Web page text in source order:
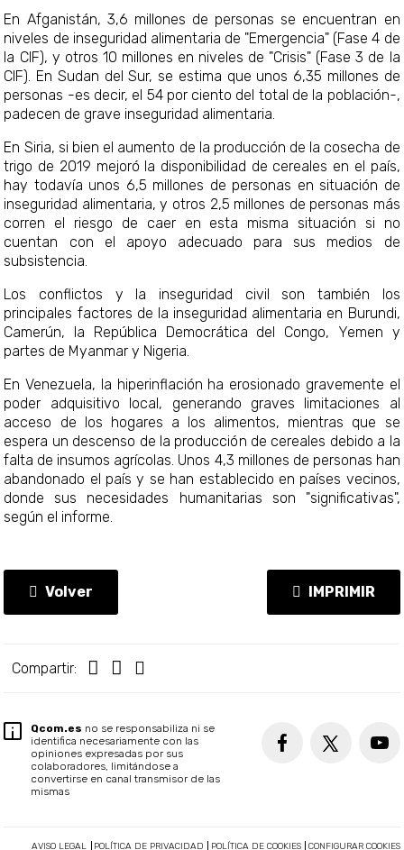
En Afganistán, 3,6 millones de personas se encuentran en
niveles de inseguridad alimentaria de "Emergencia" (Fase 4 de
la CIF), y otros 10 millones en niveles de "Crisis" (Fase 3 de la
CIF). En Sudan del Sur, se estima que unos 6,35 millones de
personas -es decir, el 54 por ciento del total de la población-,
padecen de grave inseguridad alimentaria.
En Siria, si bien el aumento de la producción de la cosecha de
trigo de 2019 mejoró la disponibilidad de cereales en el país,
hay todavía unos 6,5 millones de personas en situación de
inseguridad alimentaria, y otros 2,5 millones de personas más
corren el riesgo de caer en esta misma situación si no
cuentan con el apoyo adecuado para sus medios de
subsistencia.
Los conflictos y la inseguridad civil son también los
principales factores de la inseguridad alimentaria en Burundi,
Camerún, la República Democrática del Congo, Yemen y
partes de Myanmar y Nigeria.
En Venezuela, la hiperinflación ha erosionado gravemente el
poder adquisitivo local, generando graves limitaciones al
acceso de los hogares a los alimentos, mientras que se
espera un descenso de la producción de cereales debido a la
falta de insumos agrícolas. Unos 4,3 millones de personas han
abandonado el país y se han establecido en países vecinos,
donde sus necesidades humanitarias son "significativas",
según el informe.
Volver IMPRIMIR
Compartir:
Qcom.es no se responsabiliza ni se
identifica necesariamente con las
opiniones expresadas por sus
colaboradores, limitándose a
convertirse en canal transmisor de las
mismas
AVISO LEGAL POLÍTICA DE PRIVACIDAD POLÍTICA DE COOKIES CONFIGURAR COOKIES